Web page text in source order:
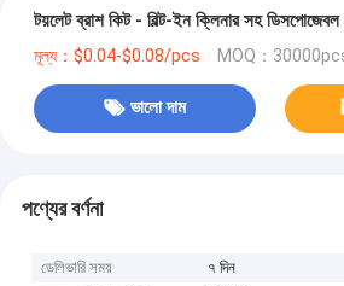
টয়লেট ব্রাশ কিট - বিল্ট-ইন ক্লিনার সহ
মূল্য：$0.04-$0.08/pcs MOQ：
ভালো দাম
পণ্যের বর্ণনা
ডেলিভারি সময়
৭ দিন